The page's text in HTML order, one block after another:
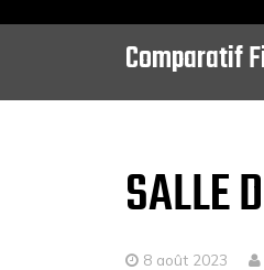
Comparatif
SALLE
8 août 2023